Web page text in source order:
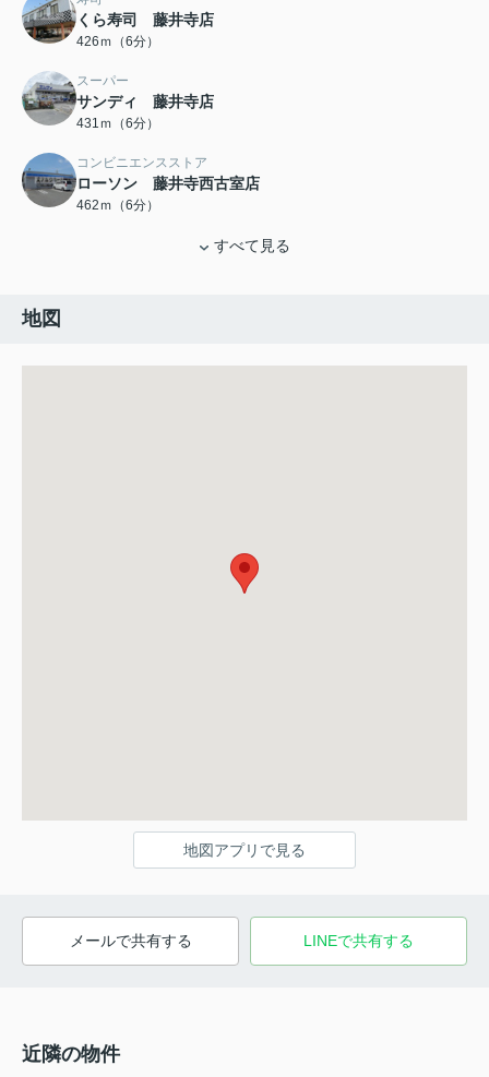
くら寿司 藤井寺店
426ｍ（6分）
スーパー
サンディ 藤井寺店
431ｍ（6分）
コンビニエンスストア
ローソン 藤井寺西古室店
462ｍ（6分）
すべて見る
地図
地図アプリで見る
メールで共有する LINEで共有する
近隣の物件